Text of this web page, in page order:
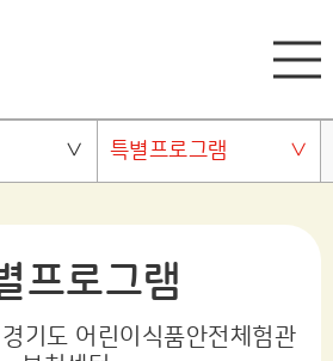
특별프로그램
프로그램
기도 어린이식품안전체험관